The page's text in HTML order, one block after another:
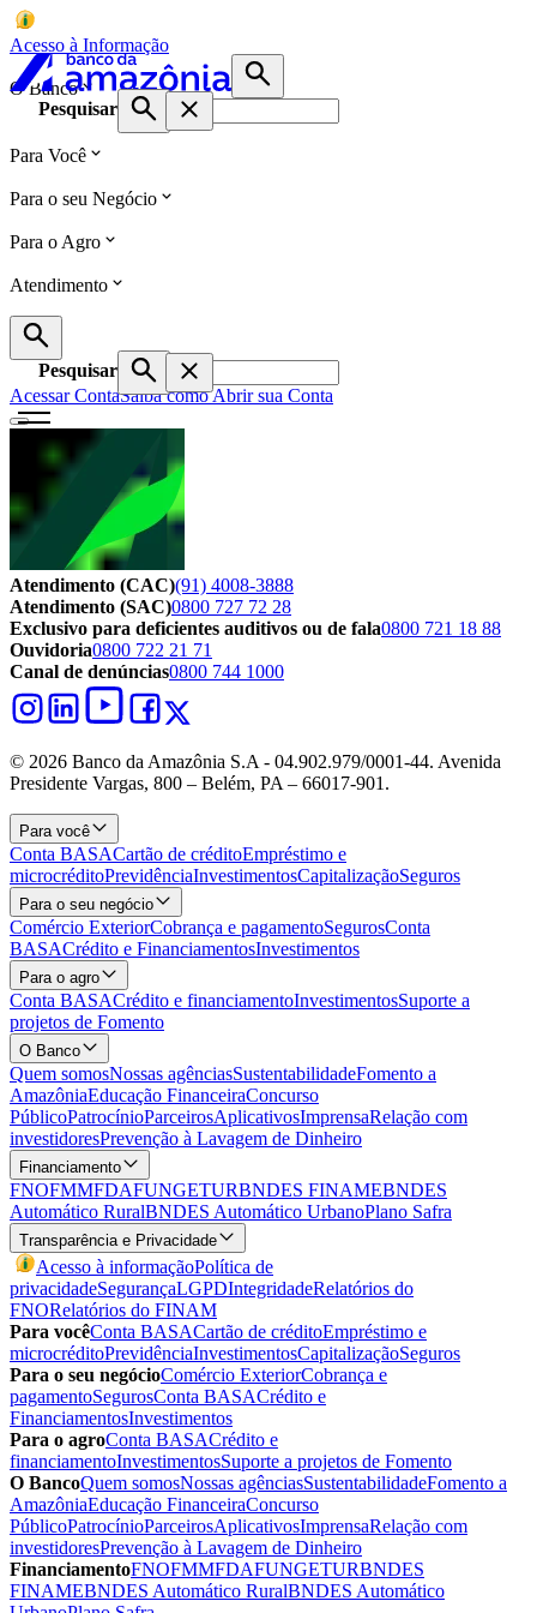
Acesso à Informação
O Banco
Pesquisar
Para Você
Para o seu Negócio
Para o Agro
Atendimento
Pesquisar
Acessar ContaSaiba como Abrir sua Conta
Atendimento (CAC)(91) 4008-3888
Atendimento (SAC)0800 727 72 28
Exclusivo para deficientes auditivos ou de fala0800 721 18 88
Ouvidoria0800 722 21 71
Canal de denúncias0800 744 1000
© 2026 Banco da Amazônia S.A - 04.902.979/0001‐44. Avenida
Presidente Vargas, 800 – Belém, PA – 66017-901.
Para você
Conta BASACartão de créditoEmpréstimo e
microcréditoPrevidênciaInvestimentosCapitalizaçãoSeguros
Para o seu negócio
Comércio ExteriorCobrança e pagamentoSegurosConta
BASACrédito e FinanciamentosInvestimentos
Para o agro
Conta BASACrédito e financiamentoInvestimentosSuporte a
projetos de Fomento
O Banco
Quem somosNossas agênciasSustentabilidadeFomento a
AmazôniaEducação FinanceiraConcurso
PúblicoPatrocínioParceirosAplicativosImprensaRelação com
investidoresPrevenção à Lavagem de Dinheiro
Financiamento
FNOFMMFDAFUNGETURBNDES FINAMEBNDES
Automático RuralBNDES Automático UrbanoPlano Safra
Transparência e Privacidade
Acesso à informaçãoPolítica de
privacidadeSegurançaLGPDIntegridadeRelatórios do
FNORelatórios do FINAM
Para vocêConta BASACartão de créditoEmpréstimo e
microcréditoPrevidênciaInvestimentosCapitalizaçãoSeguros
Para o seu negócioComércio ExteriorCobrança e
pagamentoSegurosConta BASACrédito e
FinanciamentosInvestimentos
Para o agroConta BASACrédito e
financiamentoInvestimentosSuporte a projetos de Fomento
O BancoQuem somosNossas agênciasSustentabilidadeFomento a
AmazôniaEducação FinanceiraConcurso
PúblicoPatrocínioParceirosAplicativosImprensaRelação com
investidoresPrevenção à Lavagem de Dinheiro
FinanciamentoFNOFMMFDAFUNGETURBNDES
FINAMEBNDES Automático RuralBNDES Automático